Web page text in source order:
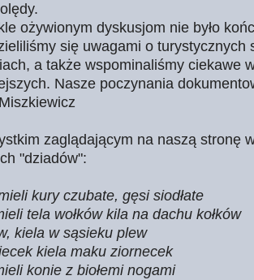
ożywionym dyskusjom nie było
się uwagami o turystycznych
a także wspominaliśmy ciekawe
Nasze poczynania
zaglądającym na naszą stronę
"dziadów":
kury czubate, gęsi siodłate
tela wołków kila na dachu kołków
kiela w sąsieku plew
kiela maku ziornecek
konie z biołemi nogami